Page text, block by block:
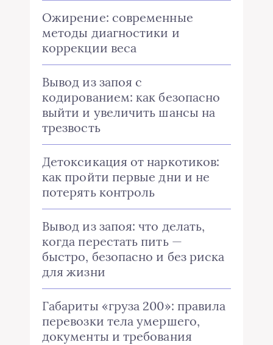
Ожирение: современные
методы диагностики и
коррекции веса
Вывод из запоя с
кодированием: как безопасно
выйти и увеличить шансы на
трезвость
Детоксикация от наркотиков:
как пройти первые дни и не
потерять контроль
Вывод из запоя: что делать,
когда перестать пить —
быстро, безопасно и без риска
для жизни
Габариты «груза 200»: правила
перевозки тела умершего,
документы и требования